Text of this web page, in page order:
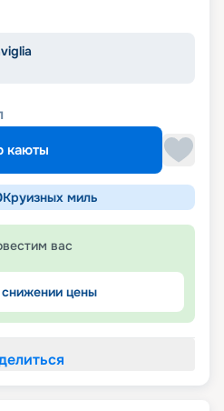
каюты
Круизных миль
вас
снижении цены